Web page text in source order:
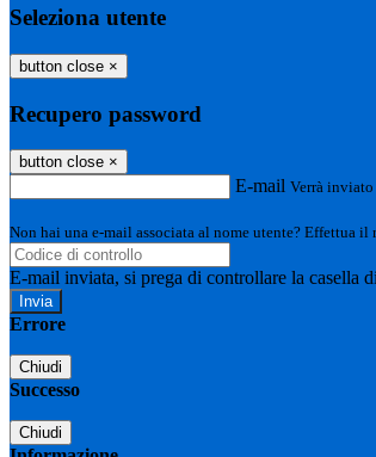
Seleziona utente
button close ×
Recupero password
button close ×
E-mail Verrà
Non hai una e-mail associata al nome utente? Effettua il
E-mail inviata, si prega di controllare la casella
Errore
Chiudi
Successo
Chiudi